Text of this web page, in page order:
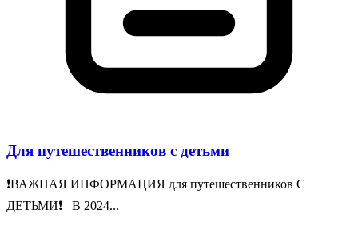
Для путешественников с детьми
❗️ВАЖНАЯ ИНФОРМАЦИЯ для путешественников С
ДЕТЬМИ❗️ В 2024...